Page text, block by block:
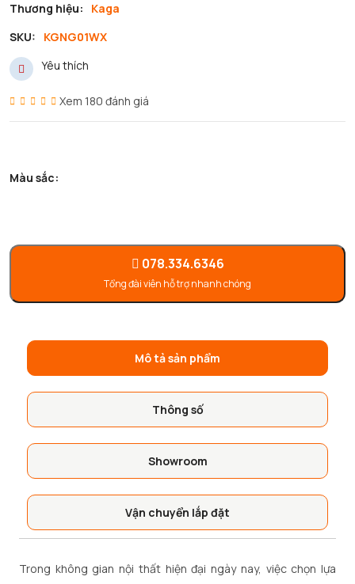
Thương hiệu:
Kaga
SKU:
KGNG01WX
Yêu thích
Xem 180 đánh giá
Màu sắc:
078.334.6346
Tổng đài viên hỗ trợ nhanh chóng
Mô tả sản phẩm
Thông số
Showroom
Vận chuyển lắp đặt
Trong không gian nội thất hiện đại ngày nay, việc chọn lựa